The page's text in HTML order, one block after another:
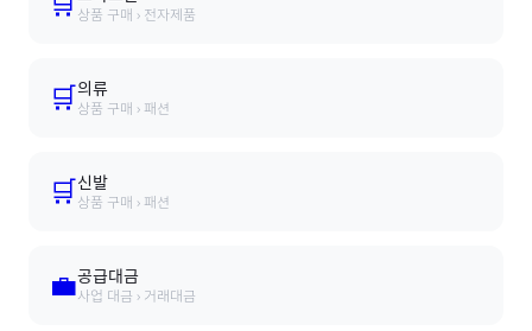
상품 구매 › 전자제품
🛒의류
상품 구매 › 패션
🛒신발
상품 구매 › 패션
💼공급대금
사업 대금 › 거래대금